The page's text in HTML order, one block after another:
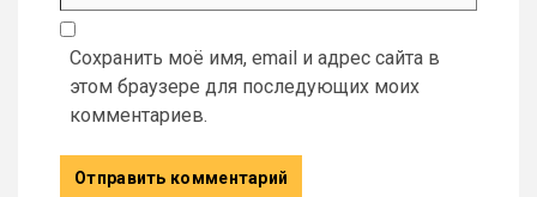
Сохранить моё имя, email и адрес сайта в
этом браузере для последующих моих
комментариев.